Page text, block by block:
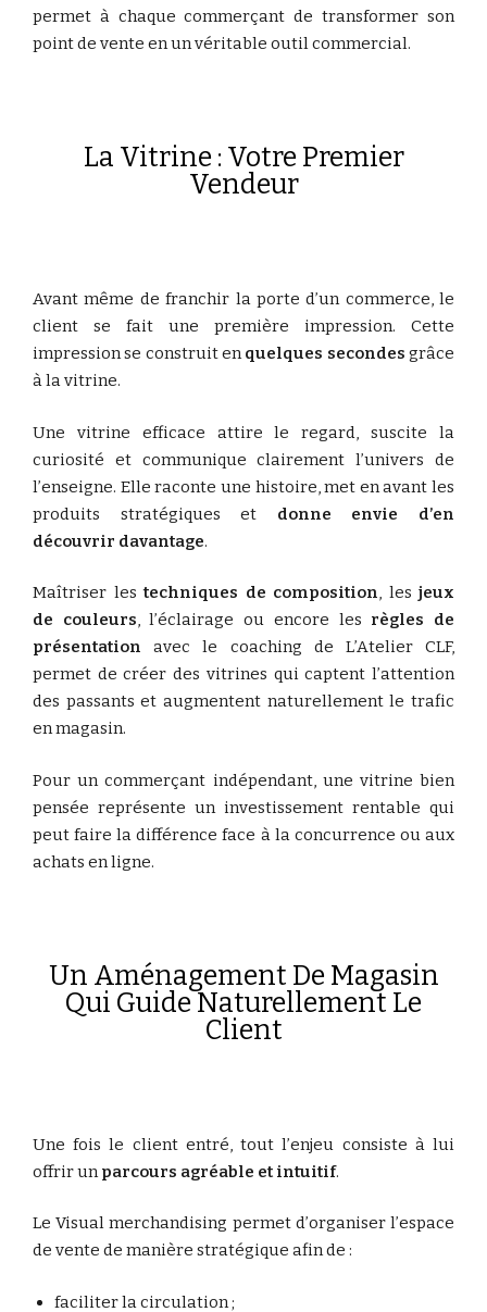
permet à chaque commerçant de transformer son
point de vente en un véritable outil commercial.
La Vitrine : Votre Premier
Vendeur
Avant même de franchir la porte d’un commerce, le
client se fait une première impression. Cette
impression se construit enquelques secondes grâce
à la vitrine.
Une vitrine efficace attire le regard, suscite la
curiosité et communique clairement l’univers de
l’enseigne. Elle raconte une histoire, met en avant les
produits stratégiques et donne envie d’en
découvrir davantage.
Maîtriser lestechniques de composition, les jeux
de couleurs, l’éclairage ou encore les règles de
présentation avec le coaching de L’Atelier CLF,
permet de créer des vitrines qui captent l’attention
des passants et augmentent naturellement le trafic
en magasin.
Pour un commerçant indépendant, une vitrine bien
pensée représente un investissement rentable qui
peut faire la différence face à la concurrence ou aux
achats en ligne.
Un Aménagement De Magasin
Qui Guide Naturellement Le
Client
Une fois le client entré, tout l’enjeu consiste à lui
offrir un parcours agréable et intuitif.
Le Visual merchandising permet d’organiser l’espace
de vente de manière stratégique afin de :
faciliter la circulation ;